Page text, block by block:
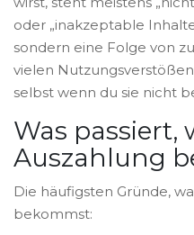
oder „inakzeptable
sondern eine Folge von
vielen
selbst wenn du sie nicht
Was passiert,
Auszahlung
Die häufigsten Gründe,
bekommst: